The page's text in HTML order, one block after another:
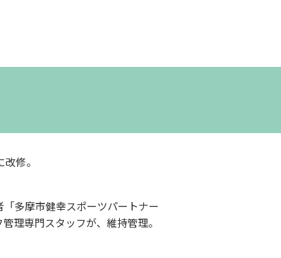
修。
多摩市健幸スポーツパートナー
理専門スタッフが、維持管理。